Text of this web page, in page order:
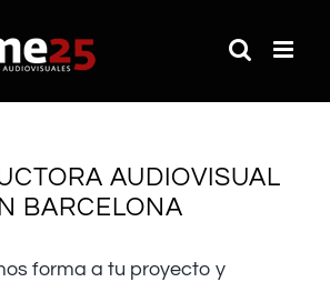
AUDIOVISUAL
BARCELONA
forma a tu proyecto y